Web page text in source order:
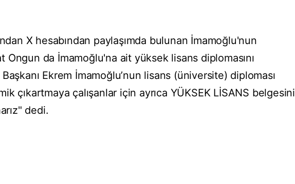
X hesabından paylaşımda bulunan İmamoğlu'nun
Ongun da İmamoğlu'na ait yüksek lisans diplomasını
Ekrem İmamoğlu’nun lisans (üniversite) diploması
çıkartmaya çalışanlar için ayrıca YÜKSEK LİSANS belgesini
dedi.